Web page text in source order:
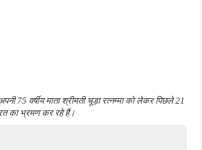
75 वर्षीय माता श्रीमती चूड़ा रत्नम्मा को लेकर पिछले 21
का भ्रमण कर रहे हैं।